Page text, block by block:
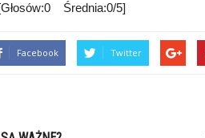
Średnia:0/5]
Facebook Twitter